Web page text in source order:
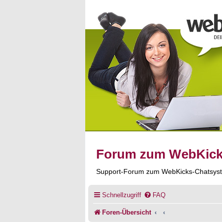
Forum zum
Support-Forum zum WebKicks-
Schnellzugriff FAQ
Foren-Übersicht